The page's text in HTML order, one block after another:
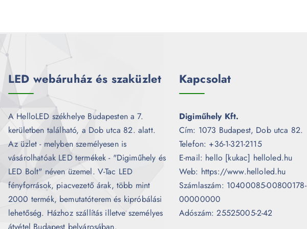
LED webáruház és szaküzlet
A HelloLED székhelye Budapesten a 7.
kerületben található, a Dob utca 82. alatt.
Az üzlet - melyben személyesen is
vásárolhatóak LED termékek - "Digiműhely és
LED Bolt" néven üzemel. V-Tac LED
fényforrások, piacvezető árak, több mint
2000 termék, bemutatóterem és kipróbálási
lehetőség. Házhoz szállítás illetve személyes
átvétel Budapest belvárosában.
Kapcsolat
Digiműhely Kft.
Cím: 1073 Budapest, Dob utca 82.
Telefon: +36-1-321-2115
E-mail: hello [kukac] helloled.hu
Web: https://www.helloled.hu
Számlaszám: 10400085-00800178-
00000000
Adószám: 25525005-2-42